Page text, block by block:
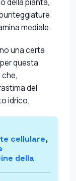
della pianta,
mediale.
una certa
questa
del
idrico.
cellulare,
della